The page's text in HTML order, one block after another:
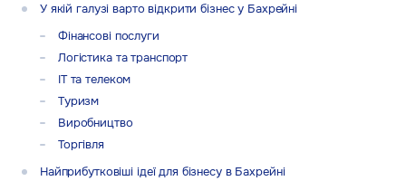
У якій галузі варто відкрити бізнес у Бахрейні
Фінансові послуги
Логістика та транспорт
ІТ та телеком
Туризм
Виробництво
Торгівля
Найприбутковіші ідеї для бізнесу в Бахрейні